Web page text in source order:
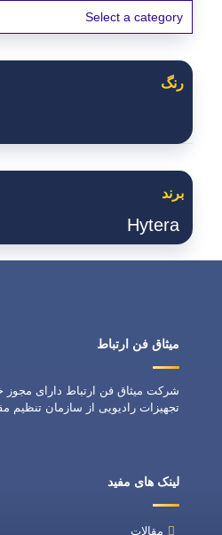
رنگ
برند
Hytera
میثاق فن ارتباط
شرکت میثاق فن ارتباط دارای
تجهیزات رادیویی از سازمان تنظیم
لینک های مفید
مقالات